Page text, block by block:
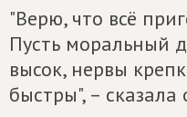
"Верю, что всё
Пусть моральный
высок, нервы
быстры", – сказала